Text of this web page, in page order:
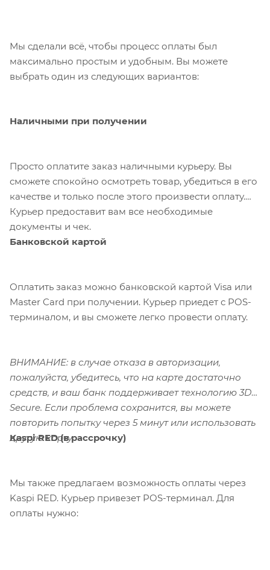
Мы сделали всё, чтобы процесс оплаты был
максимально простым и удобным. Вы можете
выбрать один из следующих вариантов:
Наличными при получении
Просто оплатите заказ наличными курьеру. Вы
сможете спокойно осмотреть товар, убедиться в его
качестве и только после этого произвести оплату.
Курьер предоставит вам все необходимые
документы и чек.
Банковской картой
Оплатить заказ можно банковской картой Visa или
Master Card при получении. Курьер приедет с POS-
терминалом, и вы сможете легко провести оплату.
ВНИМАНИЕ: в случае отказа в авторизации,
пожалуйста, убедитесь, что на карте достаточно
средств, и ваш банк поддерживает технологию 3D-
Secure. Если проблема сохранится, вы можете
повторить попытку через 5 минут или использовать
другую карту.
Kaspi RED (в рассрочку)
Мы также предлагаем возможность оплаты через
Kaspi RED. Курьер привезет POS-терминал. Для
оплаты нужно: